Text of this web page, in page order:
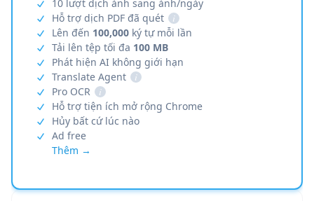
10 lượt dịch ảnh sang ảnh/ngày
Hỗ trợ dịch PDF đã quét
i
Lên đến 100,000 ký tự mỗi lần
Tải lên tệp tối đa 100 MB
Phát hiện AI không giới hạn
Translate Agent
i
Pro OCR
i
Hỗ trợ tiện ích mở rộng Chrome
Hủy bất cứ lúc nào
Ad free
Thêm →